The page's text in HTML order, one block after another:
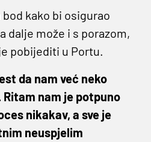
kako bi osigurao
dalje može i s porazom,
pobijediti u Portu.
da nam već neko
nam je potpuno
nikakav, a sve je
neuspjelim